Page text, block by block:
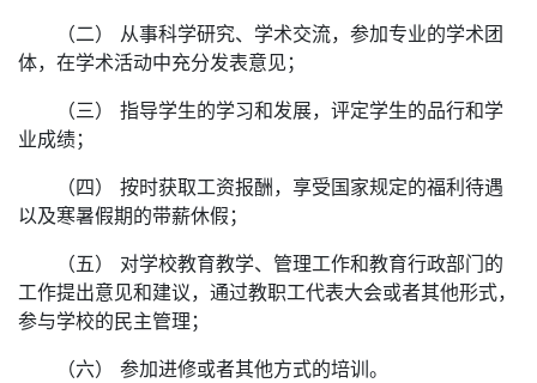
（二） 从事科学研究、学术交流，参加专业的学术团
体，在学术活动中充分发表意见；
（三） 指导学生的学习和发展，评定学生的品行和学
业成绩；
（四） 按时获取工资报酬，享受国家规定的福利待遇
以及寒暑假期的带薪休假；
（五） 对学校教育教学、管理工作和教育行政部门的
工作提出意见和建议，通过教职工代表大会或者其他形式，
参与学校的民主管理；
（六） 参加进修或者其他方式的培训。